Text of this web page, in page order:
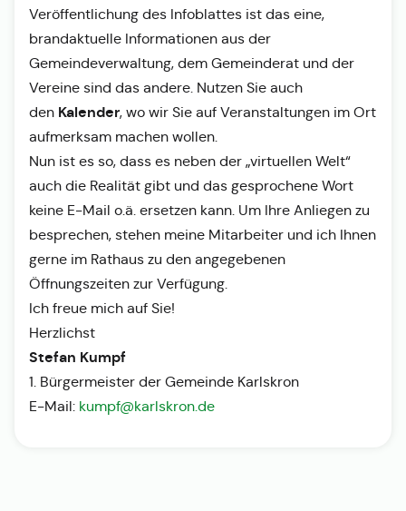
Veröffentlichung des Infoblattes ist das eine,
brandaktuelle Informationen aus der
Gemeindeverwaltung, dem Gemeinderat und der
Vereine sind das andere. Nutzen Sie auch
den Kalender, wo wir Sie auf Veranstaltungen im Ort
aufmerksam machen wollen.
Nun ist es so, dass es neben der „virtuellen Welt“
auch die Realität gibt und das gesprochene Wort
keine E-Mail o.ä. ersetzen kann. Um Ihre Anliegen zu
besprechen, stehen meine Mitarbeiter und ich Ihnen
gerne im Rathaus zu den angegebenen
Öffnungszeiten zur Verfügung.
Ich freue mich auf Sie!
Herzlichst
Stefan Kumpf
1. Bürgermeister der Gemeinde Karlskron
E-Mail: kumpf@karlskron.de